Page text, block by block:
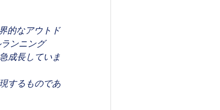
的なアウトド
ンニング
成長していま
するものであ